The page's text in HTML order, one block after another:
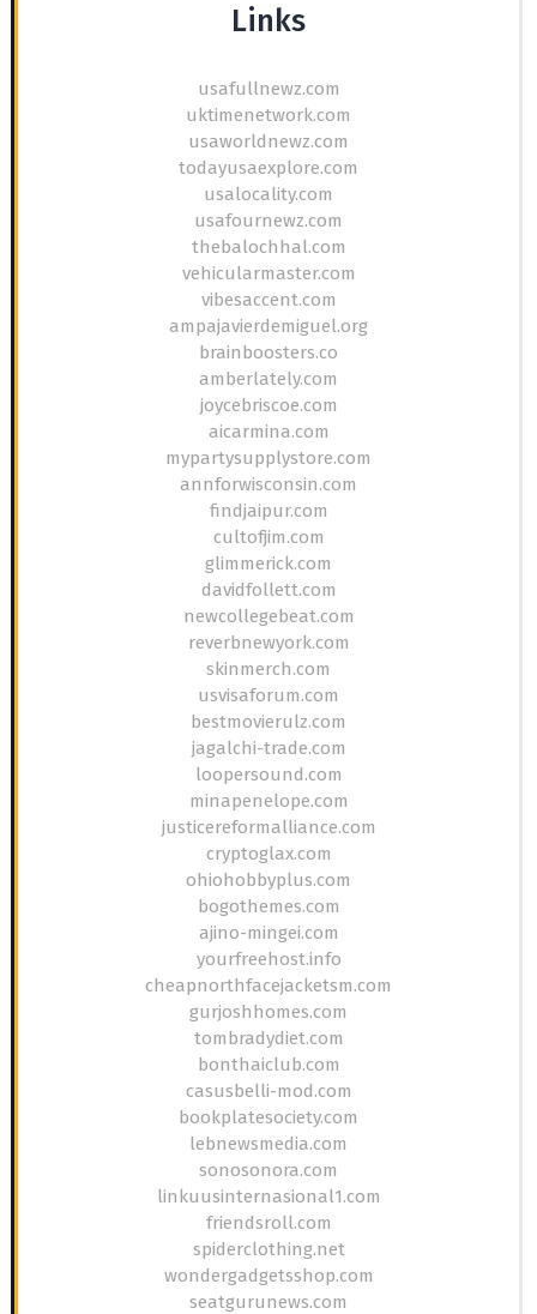
Links
usafullnewz.com
uktimenetwork.com
usaworldnewz.com
todayusaexplore.com
usalocality.com
usafournewz.com
thebalochhal.com
vehicularmaster.com
vibesaccent.com
ampajavierdemiguel.org
brainboosters.co
amberlately.com
joycebriscoe.com
aicarmina.com
mypartysupplystore.com
annforwisconsin.com
findjaipur.com
cultofjim.com
glimmerick.com
davidfollett.com
newcollegebeat.com
reverbnewyork.com
skinmerch.com
usvisaforum.com
bestmovierulz.com
jagalchi-trade.com
loopersound.com
minapenelope.com
justicereformalliance.com
cryptoglax.com
ohiohobbyplus.com
bogothemes.com
ajino-mingei.com
yourfreehost.info
cheapnorthfacejacketsm.com
gurjoshhomes.com
tombradydiet.com
bonthaiclub.com
casusbelli-mod.com
bookplatesociety.com
lebnewsmedia.com
sonosonora.com
linkuusinternasional1.com
friendsroll.com
spiderclothing.net
wondergadgetsshop.com
seatgurunews.com